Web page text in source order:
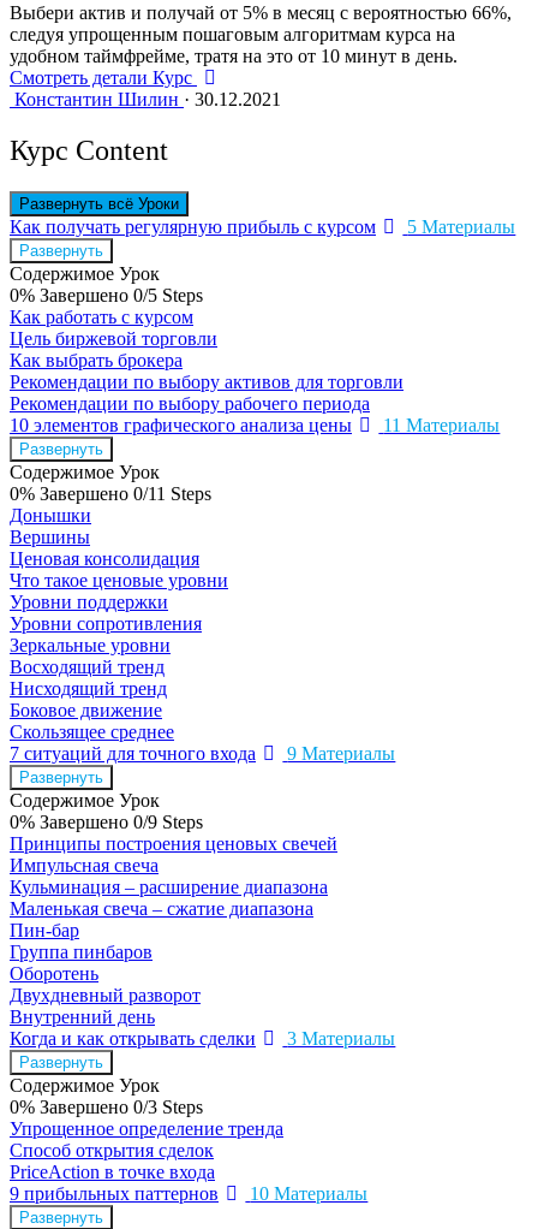
Выбери актив и получай от 5% в месяц с вероятностью 66%,
следуя упрощенным пошаговым алгоритмам курса на
удобном таймфрейме, тратя на это от 10 минут в день.
Смотреть детали Курс
Константин Шилин · 30.12.2021
Курс Content
Развернуть всё Уроки
Как получать регулярную прибыль с курсом 5 Материалы
Развернуть
Содержимое Урок
0% Завершено 0/5 Steps
Как работать с курсом
Цель биржевой торговли
Как выбрать брокера
Рекомендации по выбору активов для торговли
Рекомендации по выбору рабочего периода
10 элементов графического анализа цены
11 Материалы
Развернуть
Содержимое Урок
0% Завершено 0/11 Steps
Донышки
Вершины
Ценовая консолидация
Что такое ценовые уровни
Уровни поддержки
Уровни сопротивления
Зеркальные уровни
Восходящий тренд
Нисходящий тренд
Боковое движение
Скользящее среднее
7 ситуаций для точного входа
9 Материалы
Развернуть
Содержимое Урок
0% Завершено 0/9 Steps
Принципы построения ценовых свечей
Импульсная свеча
Кульминация – расширение диапазона
Маленькая свеча – сжатие диапазона
Пин-бар
Группа пинбаров
Оборотень
Двухдневный разворот
Внутренний день
Когда и как открывать сделки
3 Материалы
Развернуть
Содержимое Урок
0% Завершено 0/3 Steps
Упрощенное определение тренда
Способ открытия сделок
PriceAction в точке входа
9 прибыльных паттернов
10 Материалы
Развернуть